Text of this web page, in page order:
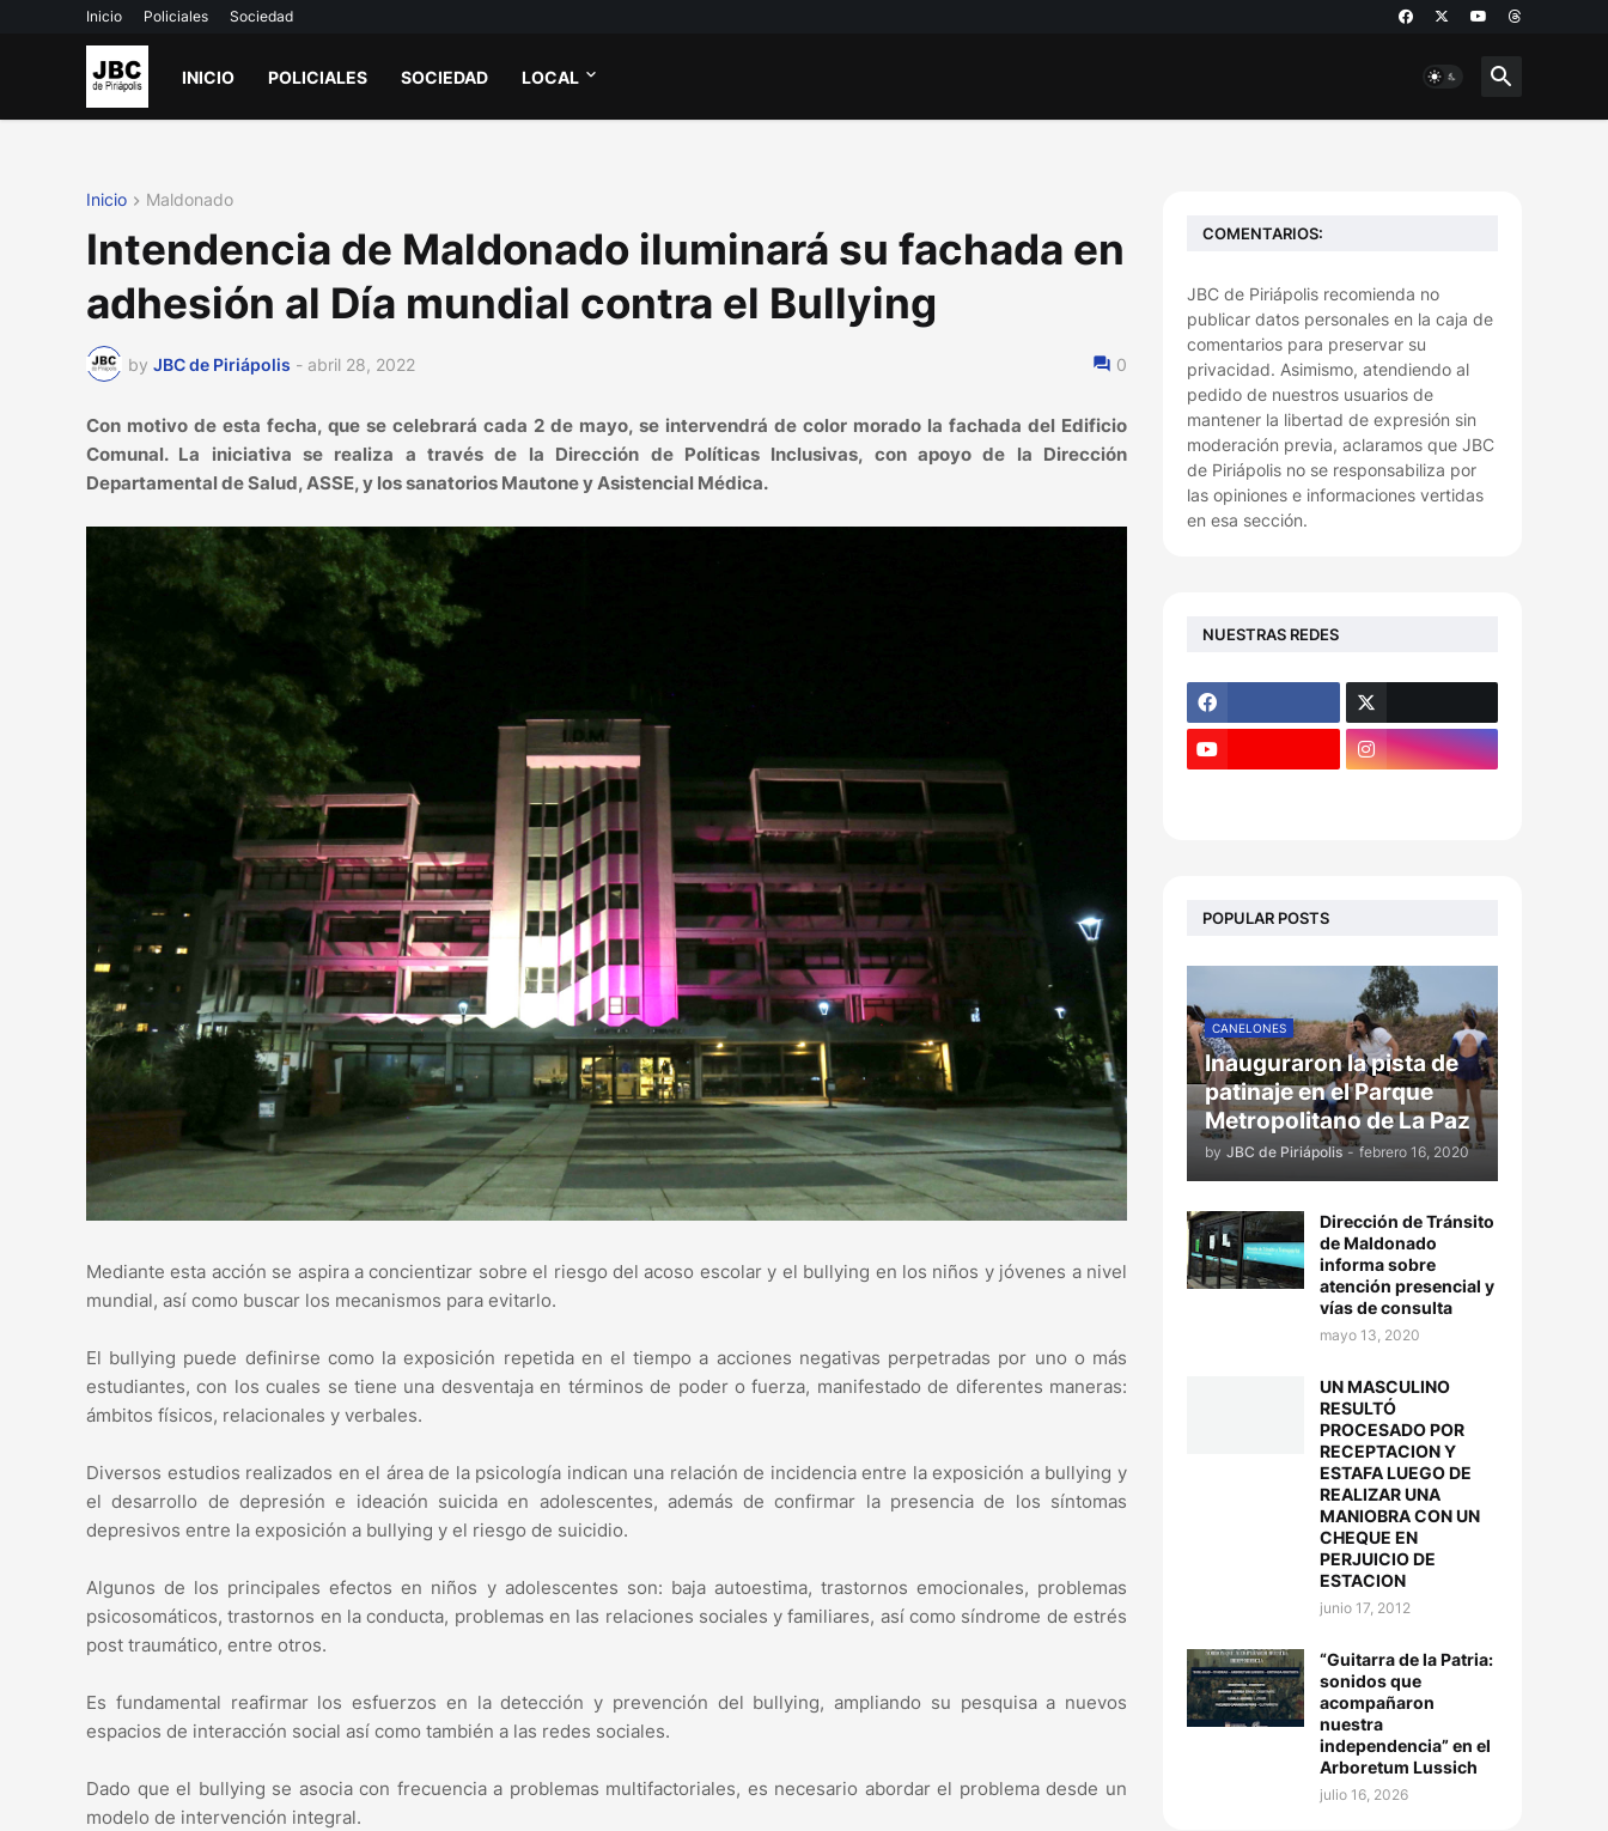
Inicio Policiales Sociedad
INICIO POLICIALES SOCIEDAD LOCAL
Inicio Maldonado
Intendencia de Maldonado iluminará su fachada en
adhesión al Día mundial contra el Bullying
by JBC de Piriápolis - abril 28, 2022 0
Con motivo de esta fecha, que se celebrará cada 2 de mayo, se intervendrá de color morado la fachada del Edificio
Comunal. La iniciativa se realiza a través de la Dirección de Políticas Inclusivas, con apoyo de la Dirección
Departamental de Salud, ASSE, y los sanatorios Mautone y Asistencial Médica.
Mediante esta acción se aspira a concientizar sobre el riesgo del acoso escolar y el bullying en los niños y jóvenes a nivel
mundial, así como buscar los mecanismos para evitarlo.
El bullying puede definirse como la exposición repetida en el tiempo a acciones negativas perpetradas por uno o más
estudiantes, con los cuales se tiene una desventaja en términos de poder o fuerza, manifestado de diferentes maneras:
ámbitos físicos, relacionales y verbales.
Diversos estudios realizados en el área de la psicología indican una relación de incidencia entre la exposición a bullying y
el desarrollo de depresión e ideación suicida en adolescentes, además de confirmar la presencia de los síntomas
depresivos entre la exposición a bullying y el riesgo de suicidio.
Algunos de los principales efectos en niños y adolescentes son: baja autoestima, trastornos emocionales, problemas
psicosomáticos, trastornos en la conducta, problemas en las relaciones sociales y familiares, así como síndrome de estrés
post traumático, entre otros.
Es fundamental reafirmar los esfuerzos en la detección y prevención del bullying, ampliando su pesquisa a nuevos
espacios de interacción social así como también a las redes sociales.
Dado que el bullying se asocia con frecuencia a problemas multifactoriales, es necesario abordar el problema desde un
modelo de intervención integral.
COMENTARIOS:
JBC de Piriápolis recomienda no
publicar datos personales en la caja de
comentarios para preservar su
privacidad. Asimismo, atendiendo al
pedido de nuestros usuarios de
mantener la libertad de expresión sin
moderación previa, aclaramos que JBC
de Piriápolis no se responsabiliza por
las opiniones e informaciones vertidas
en esa sección.
NUESTRAS REDES
POPULAR POSTS
CANELONES
Inauguraron la pista de
patinaje en el Parque
Metropolitano de La Paz
by JBC de Piriápolis - febrero 16, 2020
Dirección de Tránsito
de Maldonado
informa sobre
atención presencial y
vías de consulta
mayo 13, 2020
UN MASCULINO
RESULTÓ
PROCESADO POR
RECEPTACION Y
ESTAFA LUEGO DE
REALIZAR UNA
MANIOBRA CON UN
CHEQUE EN
PERJUICIO DE
ESTACION
junio 17, 2012
“Guitarra de la Patria:
sonidos que
acompañaron
nuestra
independencia” en el
Arboretum Lussich
julio 16, 2026